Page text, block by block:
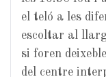
el teló a les
escoltar al
si foren
del centre